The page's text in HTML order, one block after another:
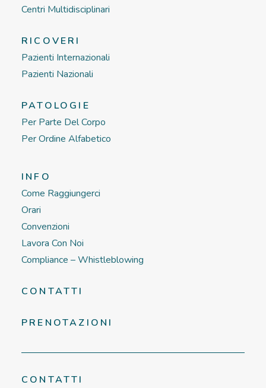
Centri Multidisciplinari
RICOVERI
Pazienti Internazionali
Pazienti Nazionali
PATOLOGIE
Per Parte Del Corpo
Per Ordine Alfabetico
INFO
Come Raggiungerci
Orari
Convenzioni
Lavora Con Noi
Compliance – Whistleblowing
CONTATTI
PRENOTAZIONI
CONTATTI